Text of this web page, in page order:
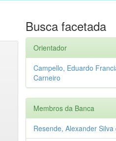
Busca facetada
Orientador
Campello, Eduardo
Carneiro
Membros da Banca
Resende, Alexander Silva